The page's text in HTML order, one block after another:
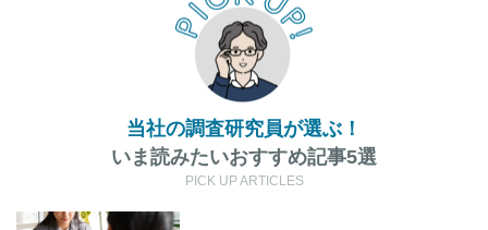
当社の調査研究員が選ぶ！
いま読みたいおすすめ記事5選
PICK UP ARTICLES